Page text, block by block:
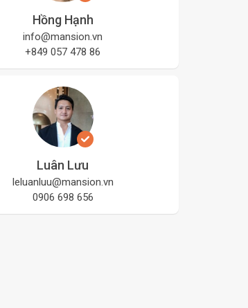
Hồng Hạnh
info@mansion.vn
+849 057 478 86
Luân Lưu
leluanluu@mansion.vn
0906 698 656